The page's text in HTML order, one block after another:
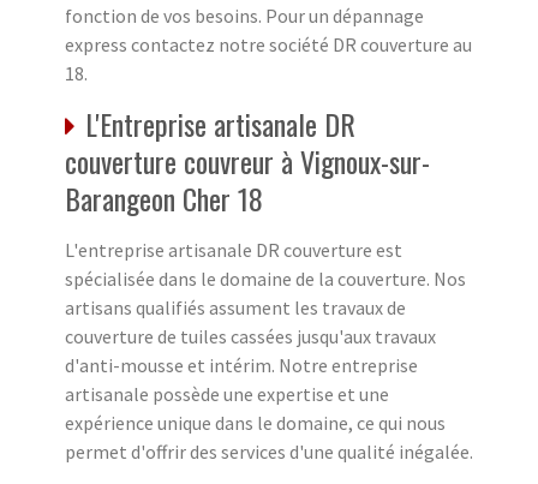
fonction de vos besoins. Pour un dépannage
express contactez notre société DR couverture au
18.
L'Entreprise artisanale DR
couverture couvreur à Vignoux-sur-
Barangeon Cher 18
L'entreprise artisanale DR couverture est
spécialisée dans le domaine de la couverture. Nos
artisans qualifiés assument les travaux de
couverture de tuiles cassées jusqu'aux travaux
d'anti-mousse et intérim. Notre entreprise
artisanale possède une expertise et une
expérience unique dans le domaine, ce qui nous
permet d'offrir des services d'une qualité inégalée.